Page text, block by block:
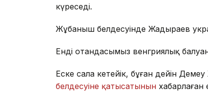
күреседі.
Жұбаныш белдесуінде Жадыраев
Енді отандасымыз венгриялық
Еске сала кетейік, бұған дейін
белдесуіне қатысатынын хабарлаған